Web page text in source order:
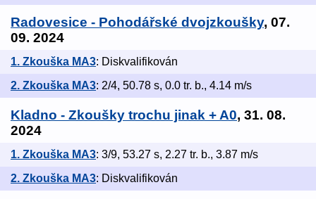
Radovesice - Pohodářské dvojzkoušky, 07.
09. 2024
1. Zkouška MA3: Diskvalifikován
2. Zkouška MA3: 2/4, 50.78 s, 0.0 tr. b., 4.14 m/s
Kladno - Zkoušky trochu jinak + A0, 31. 08.
2024
1. Zkouška MA3: 3/9, 53.27 s, 2.27 tr. b., 3.87 m/s
2. Zkouška MA3: Diskvalifikován